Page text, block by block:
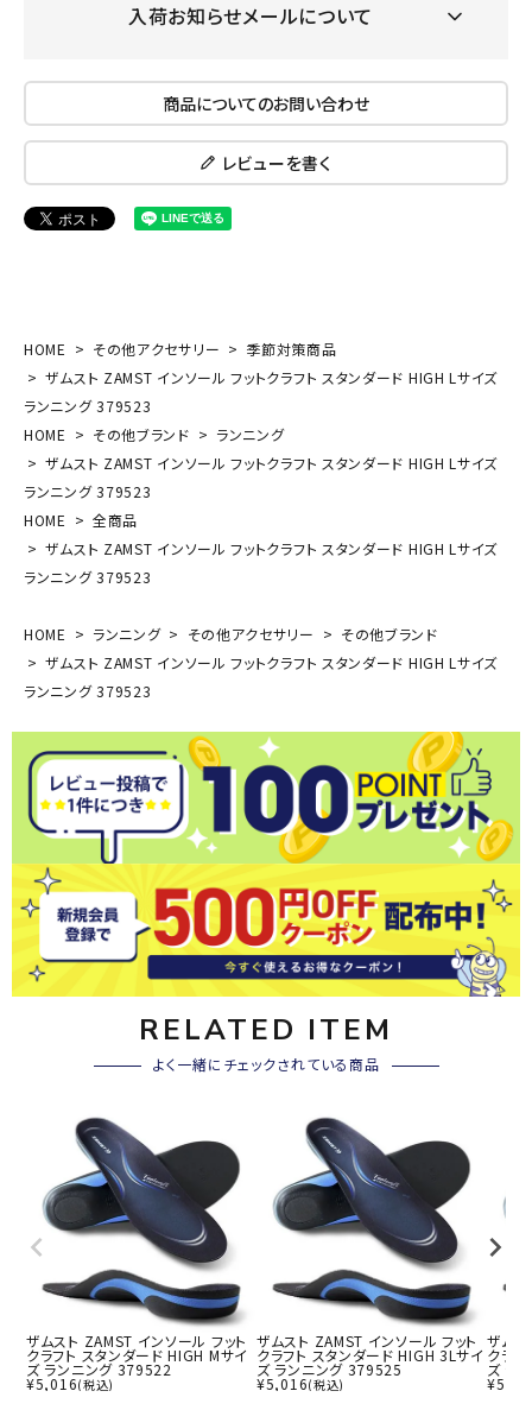
入荷お知らせメールについて
商品についてのお問い合わせ
レビューを書く
HOME その他アクセサリー
季節対策商品
ザムスト ZAMST インソール フットクラフト スタンダード HIGH Lサイズ
ランニング 379523
HOME
その他ブランド
ランニング
ザムスト ZAMST インソール フットクラフト スタンダード HIGH Lサイズ
ランニング 379523
HOME
全商品
ザムスト ZAMST インソール フットクラフト スタンダード HIGH Lサイズ
ランニング 379523
HOME ランニング その他アクセサリー
その他ブランド
ザムスト ZAMST インソール フットクラフト スタンダード HIGH Lサイズ
ランニング 379523
RELATED ITEM
よく一緒にチェックされている商品
ザムスト ZAMST インソール フット
クラフト スタンダード HIGH Mサイ
ズ ランニング 379522
¥5,016(税込)
ザムスト ZAMST インソール フット
クラフト スタンダード HIGH 3Lサイ
ズ ランニング 379525
¥5,016(税込)
ザムス
クラ
ズ ラ
¥